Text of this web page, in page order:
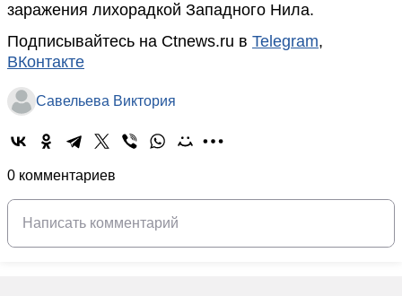
заражения лихорадкой Западного Нила.
Подписывайтесь на Ctnews.ru в Telegram,
ВКонтакте
Савельева Виктория
0 комментариев